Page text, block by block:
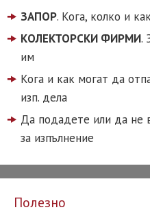
ЗАПОР. Кога, колко и
КОЛЕКТОРСКИ ФИРМИ.
им
Кога и как могат да
изп. дела
Да подадете или да не
за изпълнение
Полезно